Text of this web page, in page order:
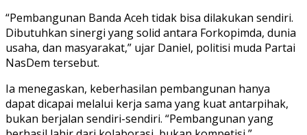
“Pembangunan Banda Aceh tidak bisa dilakukan sendiri.
Dibutuhkan sinergi yang solid antara Forkopimda, dunia
usaha, dan masyarakat,” ujar Daniel, politisi muda Partai
NasDem tersebut.
Ia menegaskan, keberhasilan pembangunan hanya
dapat dicapai melalui kerja sama yang kuat antarpihak,
bukan berjalan sendiri-sendiri. “Pembangunan yang